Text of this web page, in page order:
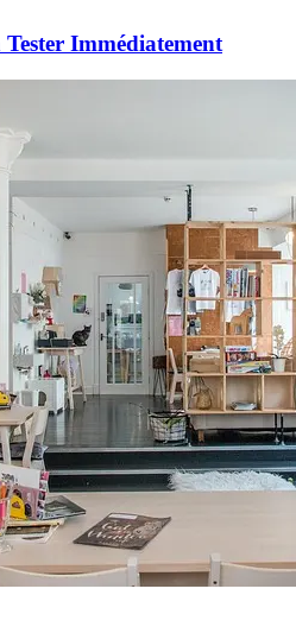
Tester Immédiatement